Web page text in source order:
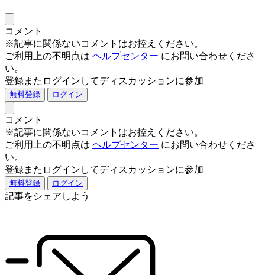
コメント
※記事に関係ないコメントはお控えください。
ご利用上の不明点は ヘルプセンター にお問い合わせくださ
い。
登録またログインしてディスカッションに参加
無料登録 ログイン
コメント
※記事に関係ないコメントはお控えください。
ご利用上の不明点は ヘルプセンター にお問い合わせくださ
い。
登録またログインしてディスカッションに参加
無料登録 ログイン
記事をシェアしよう